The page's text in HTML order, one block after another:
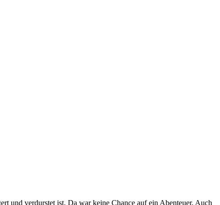
und verdurstet ist. Da war keine Chance auf ein Abenteuer. Auch